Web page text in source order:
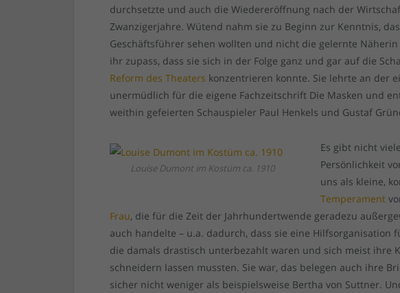
durchsetzte und auch die Wiedereröffnung nach der
Zwanzigerjahre. Wütend nahm sie zu Beginn zur Kenntnis,
Geschäftsführer sehen wollten und nicht die gelernte
ihr zupass, dass sie sich in der Folge ganz und gar auf die
Reform des Theaters konzentrieren konnte. Sie lehrte an der
unermüdlich für die eigene Fachzeitschrift Die Masken und
weithin gefeierten Schauspieler Paul Henkels und Gustaf
Louise Dumont im Kostüm ca. 1910
Es gibt nicht
Persönlichkeit
uns als kleine,
Temperament
Frau, die für die Zeit der Jahrhundertwende geradezu
auch handelte – u.a. dadurch, dass sie eine Hilfsorganisation
die damals drastisch unterbezahlt waren und sich meist ihre
schneidern lassen mussten. Sie war, das belegen auch ihre
sicher nicht weniger als beispielsweise Bertha von Suttner.